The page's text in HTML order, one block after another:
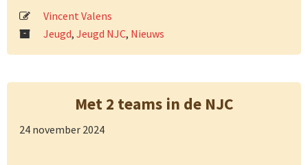
Vincent Valens
Jeugd, Jeugd NJC, Nieuws
Met 2 teams in de NJC
24 november 2024